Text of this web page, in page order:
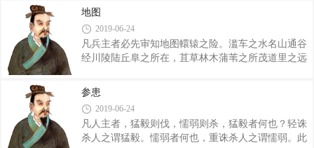
吏亦何以明之矣，问刑论有常以行，不可改也，今其
事之久留也何若？问五官有制度，官都有其常断
游。秋出，补人之不足者，谓之夕。夫师行而粮食其
民者，谓之亡。从乐而不反者，谓之荒。先王有游夕
之业于人，无亡荒之行于身。”桓公退再拜命曰：“宝
法也。”管仲复于桓公曰：“无翼而飞者声也，无根而
固者情也，无方而富者生也，公亦固情谨声，以严尊
于桓公曰：“任之重者莫如身，涂之畏者莫如口，期
而远者莫如年。以重任行畏涂至远期。唯君子乃
地图
2019-06-24
凡兵主者必先审知地图轘辕之险。滥车之水名山通谷
经川陵陆丘阜之所在，苴草林木蒲苇之所茂道里之远
之出入相错者尽藏之然后可以行军袭邑，举错知先
后，不失地利，此地图之常也。 人之众寡，士之
精粗，器之功苦尽知之，此乃知形者也，知形不如知
能，知能不如知意，故主兵必参具者也，主明、相
知、将能之谓参具，故将出令发士，期有日数矣，宿
参患
2019-06-24
凡人主者，猛毅则伐，懦弱则杀，猛毅者何也？轻诛
杀人之谓猛毅。懦弱者何也，重诛杀人之谓懦弱。此